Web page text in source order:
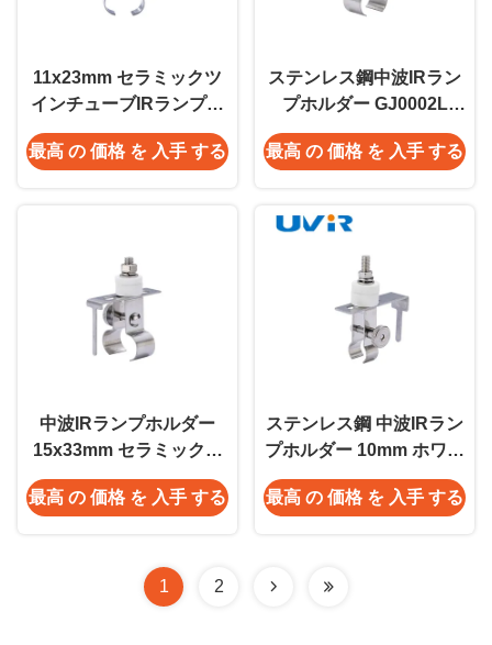
11x23mm セラミックツ
インチューブIRランプホ
ルダー (短波用)
最高 の 価格 を 入手 する
ステンレス鋼中波IRラン
プホルダー GJ0002L
11x23mm
最高 の 価格 を 入手 する
中波IRランプホルダー
15x33mm セラミックア
ルミツインチューブ
最高 の 価格 を 入手 する
ステンレス鋼 中波IRラン
プホルダー 10mm ホワイ
トベース
最高 の 価格 を 入手 する
1 2